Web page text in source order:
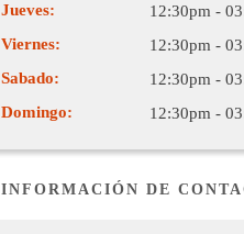
Jueves:
12:30pm -
Viernes:
12:30pm -
Sabado:
12:30pm -
Domingo:
12:30pm -
INFORMACIÓN DE